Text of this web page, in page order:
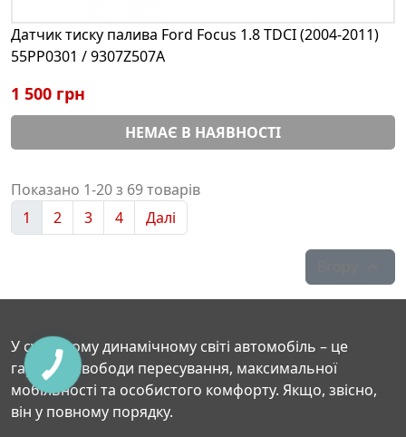
Датчик тиску палива Ford Focus 1.8 TDCI (2004-2011)
55PP0301 / 9307Z507A
1 500 грн
НЕМАЄ В НАЯВНОСТІ
Показано 1-20 з 69 товарів
1
2 3 4 Далі
У сучасному динамічному світі автомобіль – це
гарантія свободи пересування, максимальної
мобільності та особистого комфорту. Якщо, звісно,
він у повному порядку.